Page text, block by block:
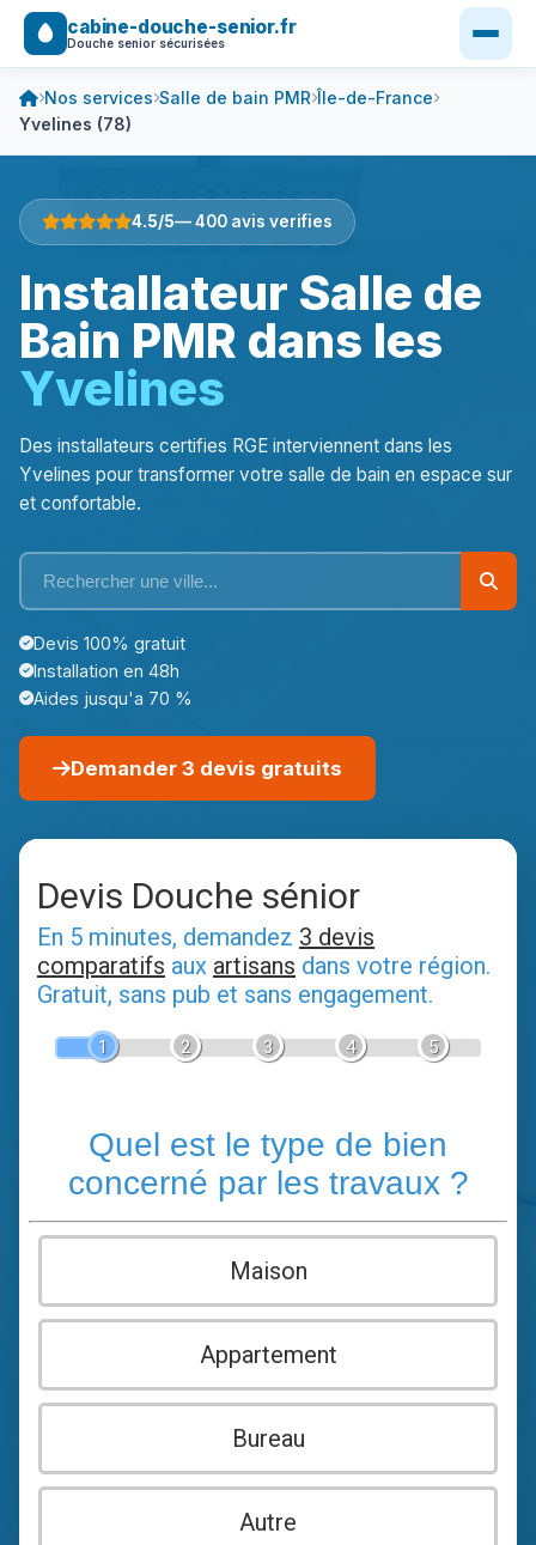
cabine-douche-senior.fr
Douche senior sécurisées
Nos services Salle de bain PMR Île-de-France
Yvelines (78)
4.5/5— 400 avis verifies
Installateur Salle de
Bain PMR dans les
Yvelines
Des installateurs certifies RGE interviennent dans les
Yvelines pour transformer votre salle de bain en espace sur
et confortable.
Devis 100% gratuit
Installation en 48h
Aides jusqu'a 70 %
Demander 3 devis gratuits
Devis Douche sénior
En 5 minutes, demandez 3 devis
comparatifs aux artisans dans votre région.
Gratuit, sans pub et sans engagement.
1 2 3 4 5
Quel est le type de bien
concerné par les travaux ?
Maison
Appartement
Bureau
Autre